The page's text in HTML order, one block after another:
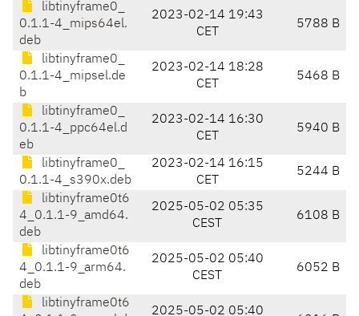
libtinyframe0_
0.1.1-4_mips64el.
deb
2023-02-14 19:43
CET
5788 B
libtinyframe0_
0.1.1-4_mipsel.de
b
2023-02-14 18:28
CET
5468 B
libtinyframe0_
0.1.1-4_ppc64el.d
eb
2023-02-14 16:30
CET
5940 B
libtinyframe0_
0.1.1-4_s390x.deb
2023-02-14 16:15
CET
5244 B
libtinyframe0t6
4_0.1.1-9_amd64.
deb
2025-05-02 05:35
CEST
6108 B
libtinyframe0t6
4_0.1.1-9_arm64.
deb
2025-05-02 05:40
CEST
6052 B
libtinyframe0t6
2025-05-02 05:40